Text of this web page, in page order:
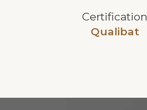
Certification
Qualibat